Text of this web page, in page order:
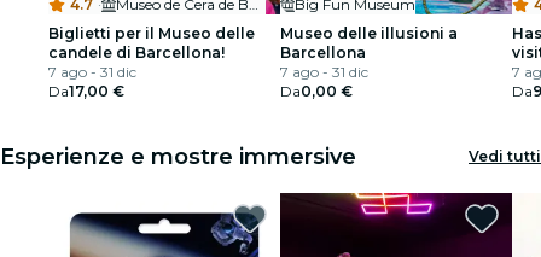
4.7 ·
Museo de Cera de Barcelona
Biglietti per il Museo delle
candele di Barcellona!
7 ago - 31 dic
Da17,00 €
Big Fun Museum
Museo delle illusioni a
Barcellona
7 ago - 31 dic
Da0,00 €
7
Da
Esperienze e mostre immersive Vedi tutti